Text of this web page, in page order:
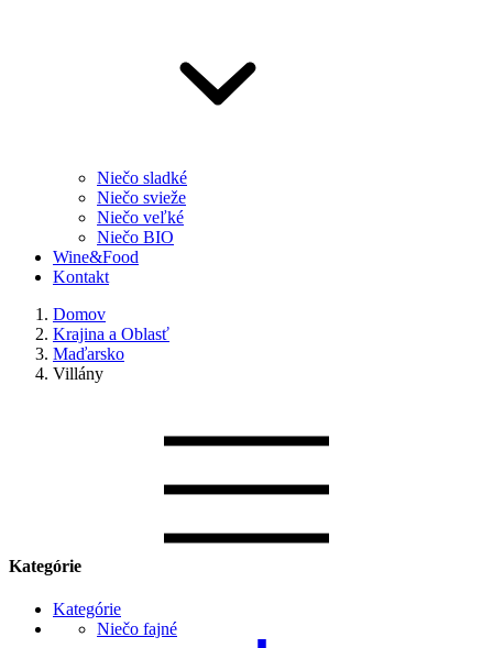
Niečo sladké
Niečo svieže
Niečo veľké
Niečo BIO
Wine&Food
Kontakt
Domov
Krajina a Oblasť
Maďarsko
Villány
Kategórie
Kategórie
Niečo fajné